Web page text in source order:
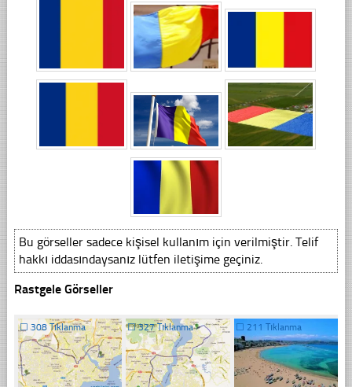
Bu görseller sadece kişisel kullanım için verilmiştir. Telif
hakkı iddasındaysanız lütfen iletişime geçiniz.
Rastgele Görseller
☐308 Tıklanma ☐327 Tıklanma ☐ 211 Tıklanma